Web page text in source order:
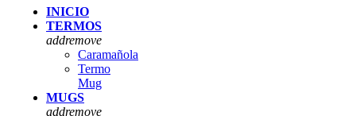
INICIO
TERMOS
addremove
Caramañola
Termo
Mug
MUGS
addremove